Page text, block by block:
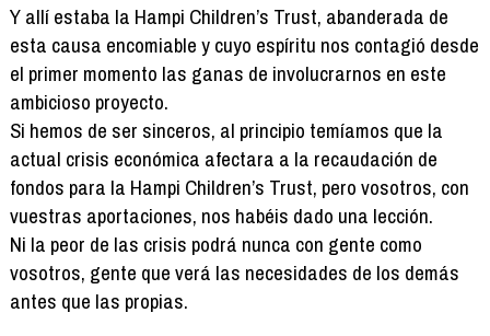
Y allí estaba la Hampi Children’s Trust, abanderada de
esta causa encomiable y cuyo espíritu nos contagió desde
el primer momento las ganas de involucrarnos en este
ambicioso proyecto.
Si hemos de ser sinceros, al principio temíamos que la
actual crisis económica afectara a la recaudación de
fondos para la Hampi Children’s Trust, pero vosotros, con
vuestras aportaciones, nos habéis dado una lección.
Ni la peor de las crisis podrá nunca con gente como
vosotros, gente que verá las necesidades de los demás
antes que las propias.